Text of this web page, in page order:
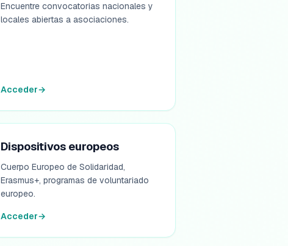
Encuentre convocatorias nacionales y
locales abiertas a asociaciones.
Acceder→
Dispositivos europeos
Cuerpo Europeo de Solidaridad,
Erasmus+, programas de voluntariado
europeo.
Acceder→